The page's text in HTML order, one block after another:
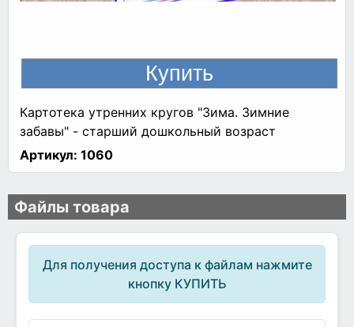
Картотека утренних кругов "Зима. Зимние
забавы" - старший дошкольный возраст
Артикул: 1060
Файлы товара
Для получения доступа к файлам нажмите
кнопку КУПИТЬ